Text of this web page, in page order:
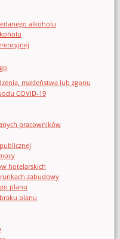
alkoholu
małżeństwa lub zgonu
COVID-19
pracowników
hotelarskich
zabudowy
planu
planu